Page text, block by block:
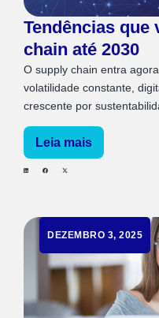
Tendências que
chain até 2030
O supply chain entra
volatilidade constante,
crescente por
Leia mais
DEZEMBRO 3, 2025